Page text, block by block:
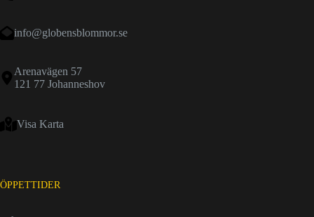
info@globensblommor.se
Arenavägen 57
121 77 Johanneshov
Visa Karta
ÖPPETTIDER